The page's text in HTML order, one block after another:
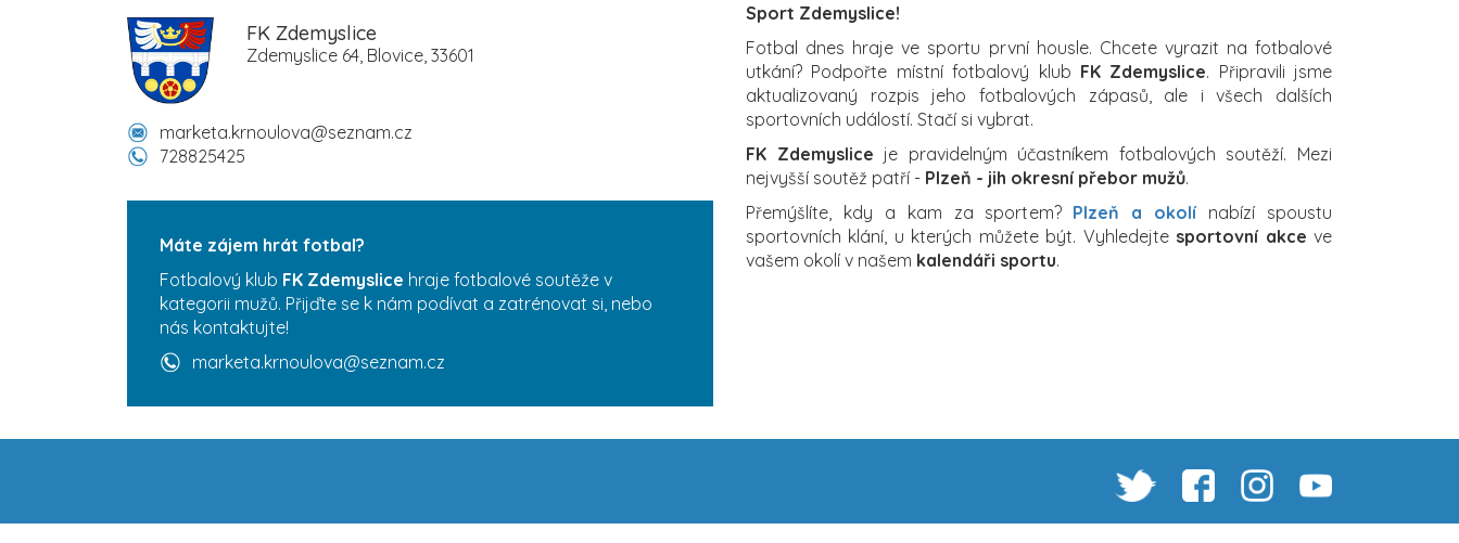
FK Zdemyslice
Zdemyslice 64, Blovice, 33601
marketa.krnoulova@seznam.cz
728825425
Máte zájem hrát fotbal?
Fotbalový klub FK Zdemyslice hraje fotbalové soutěže v
kategorii mužů. Přijďte se k nám podívat a zatrénovat si, nebo
nás kontaktujte!
marketa.krnoulova@seznam.cz
Sport Zdemyslice!
Fotbal dnes hraje ve sportu první housle. Chcete vyrazit na fotbalové
utkání? Podpořte místní fotbalový klub FK Zdemyslice. Připravili jsme
aktualizovaný rozpis jeho fotbalových zápasů, ale i všech dalších
sportovních událostí. Stačí si vybrat.
FK Zdemyslice je pravidelným účastníkem fotbalových soutěží. Mezi
nejvyšší soutěž patří - Plzeň - jih okresní přebor mužů.
Přemýšlíte, kdy a kam za sportem? Plzeň a okolínabízí spoustu
sportovních klání, u kterých můžete být. Vyhledejte sportovní akce ve
vašem okolí v našem kalendáři sportu.